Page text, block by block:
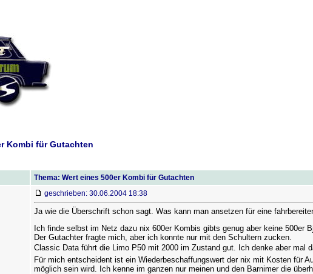
Kombi für Gutachten
Thema: Wert eines 500er Kombi für Gutachten
geschrieben: 30.06.2004 18:38
Ja wie die Überschrift schon sagt. Was kann man ansetzen für eine
Ich finde selbst im Netz dazu nix 600er Kombis gibts genug aber keine 500er
Der Gutachter fragte mich, aber ich konnte nur mit den Schultern zucken.
Classic Data führt die Limo P50 mit 2000 im Zustand gut. Ich denke aber mal
Für mich entscheident ist ein Wiederbeschaffungswert der nix mit Kosten für
möglich sein wird. Ich kenne im ganzen nur meinen und den Barnimer die